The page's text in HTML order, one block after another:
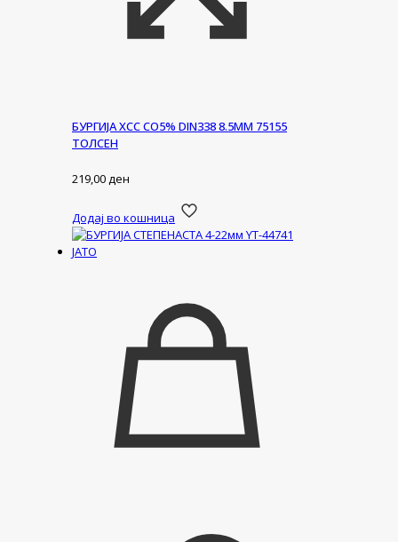
БУРГИЈА ХСС CO5% DIN338 8.5ММ 75155
ТОЛСЕН
219,00ден
Додај во кошница